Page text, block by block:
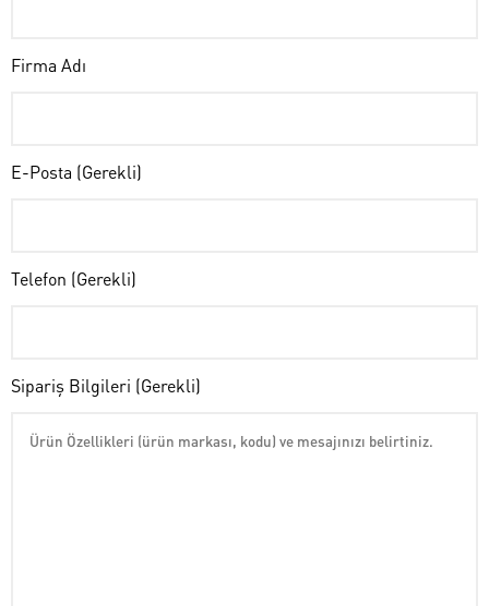
Firma Adı
E-Posta (Gerekli)
Telefon (Gerekli)
Sipariş Bilgileri (Gerekli)
Genel Laboratuvar Cihazları